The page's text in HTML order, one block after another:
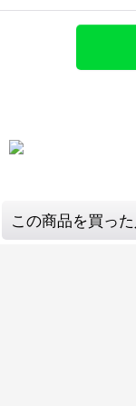
この商品を買っ